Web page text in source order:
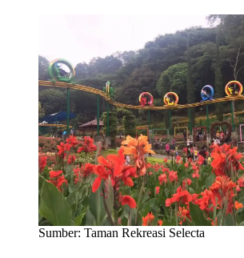
Sumber: Taman Rekreasi Selecta